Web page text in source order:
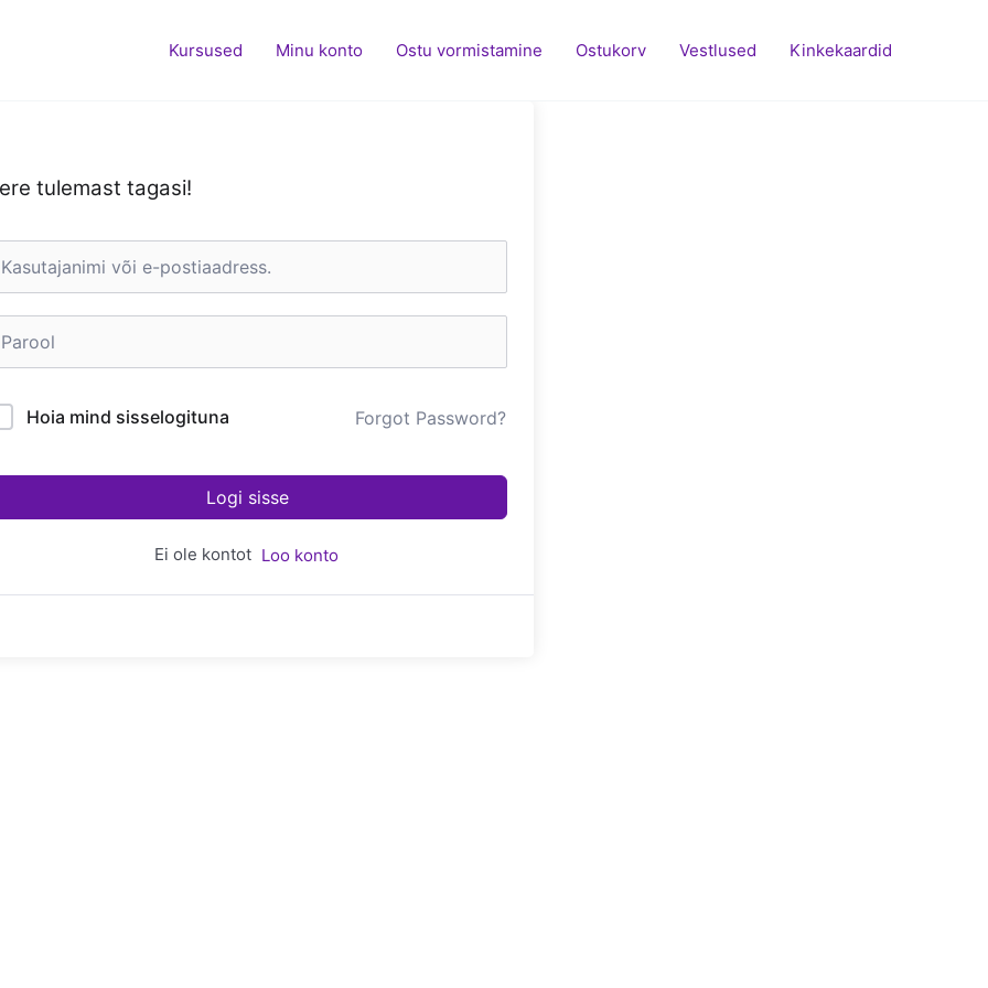
Kursused Minu konto Ostu vormistamine Ostukorv Vestlused Kinkekaardid
tulemast tagasi!
Hoia mind sisselogituna Forgot Password?
Logi sisse
Ei ole kontot Loo konto